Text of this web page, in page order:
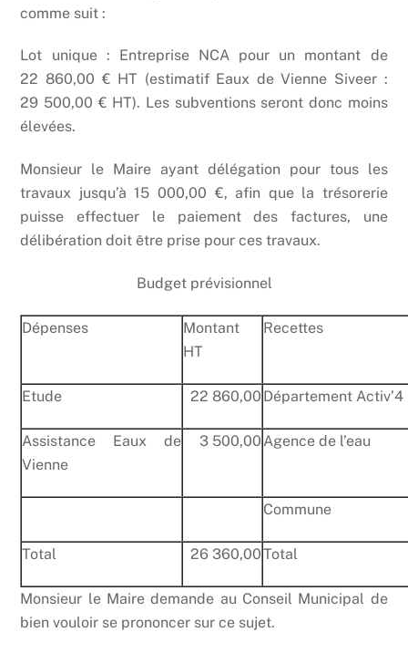
comme suit :
Lot unique : Entreprise NCA pour un montant de
22 860,00 € HT (estimatif Eaux de Vienne Siveer :
29 500,00 € HT). Les subventions seront donc moins
élevées.
Monsieur le Maire ayant délégation pour tous les
travaux jusqu’à 15 000,00 €, afin que la trésorerie
puisse effectuer le paiement des factures, une
délibération doit être prise pour ces travaux.
Budget prévisionnel
Dépenses
Montant
HT
Recettes
Etude 22 860,00 Département Activ’4
Assistance Eaux de
Vienne
3 500,00Agence de l’eau
Commune
Total 26 360,00Total
Monsieur le Maire demande au Conseil Municipal de
bien vouloir se prononcer sur ce sujet.